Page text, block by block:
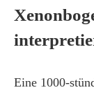
Eine 1000-